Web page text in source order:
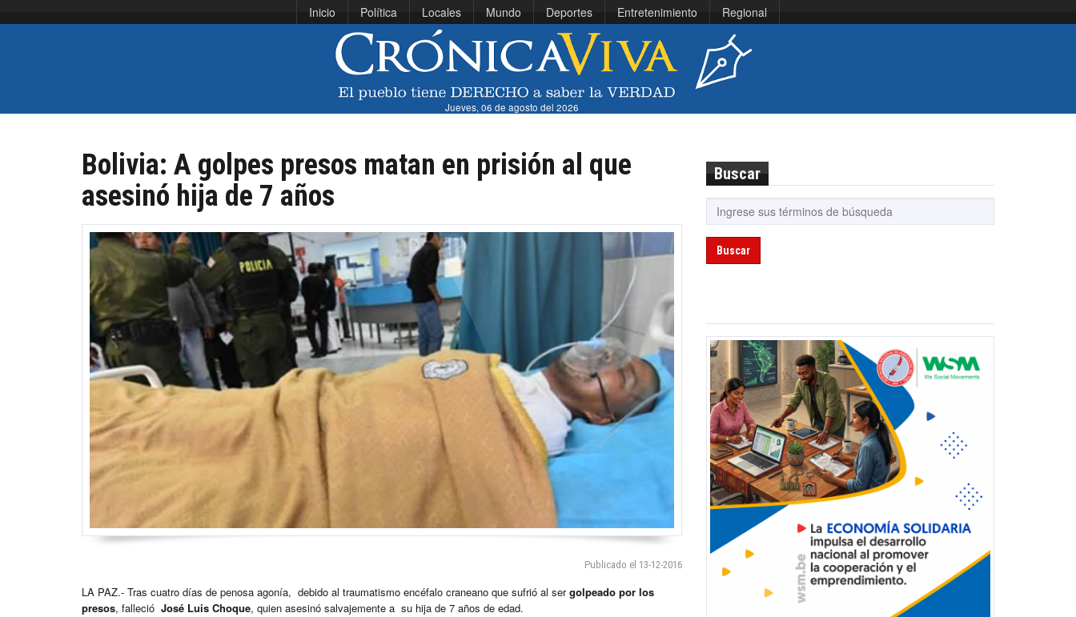
Inicio Política Locales Mundo Deportes Entretenimiento Regional
Jueves, 06 de agosto del 2026
Bolivia: A golpes presos matan en prisión al que
asesinó hija de 7 años
Publicado el 13-12-2016
LA PAZ.- Tras cuatro días de penosa agonía, debido al traumatismo encéfalo craneano que sufrió al sergolpeado por los
presos, falleció José Luis Choque, quien asesinó salvajemente a su hija de 7 años de edad.
Buscar
Buscar